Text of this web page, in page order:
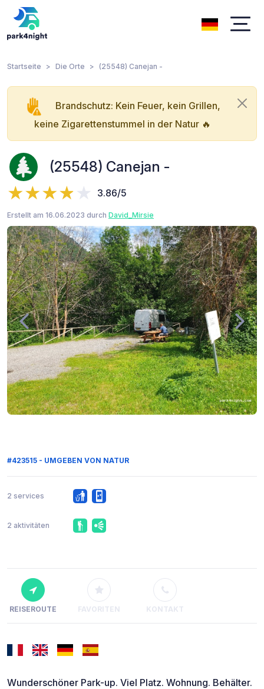
Startseite Die Orte (25548) Canejan -
Brandschutz: Kein Feuer, kein Grillen,
keine Zigarettenstummel in der Natur 🔥
(25548) Canejan -
3.86/5
Erstellt am 16.06.2023 durch David_Mirsie
#423515 - UMGEBEN VON NATUR
2 services
2 aktivitäten
REISEROUTE FAVORITEN KONTAKT
Wunderschöner Park-up. Viel Platz. Wohnung. Behälter.